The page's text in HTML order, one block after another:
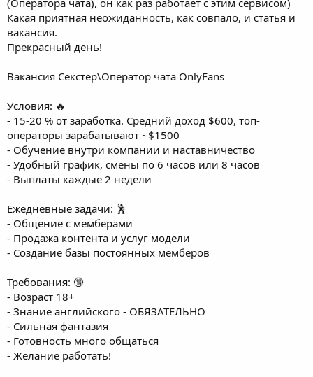
(Оператора чата), он как раз работает с этим сервисом)
Какая приятная неожиданность, как совпало, и статья и
вакансия.
Прекрасный день!
Вакансия Секстер\Оператор чата OnlyFans
Условия: 🔥
- 15-20 % от заработка. Средний доход $600, топ-
операторы зарабатывают ~$1500
- Обучение внутри компании и наставничество
- Удобный график, смены по 6 часов или 8 часов
- Выплаты каждые 2 недели
Ежедневные задачи: 🕺
- Общение с мемберами
- Продажа контента и услуг модели
- Создание базы постоянных мемберов
Требования: 🔞
- Возраст 18+
- Знание английского - ОБЯЗАТЕЛЬНО
- Сильная фантазия
- Готовность много общаться
- Желание работать!